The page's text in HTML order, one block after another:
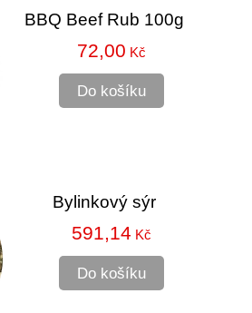
BBQ Beef Rub 100g
72,00 Kč
Do košíku
Bylinkový sýr
591,14 Kč
Do košíku